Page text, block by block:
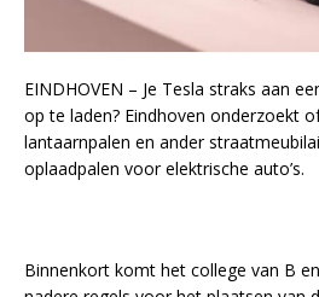
EINDHOVEN – Je Tesla straks aan
op te laden? Eindhoven onderzoekt
lantaarnpalen en ander
oplaadpalen voor elektrische auto’s.
Binnenkort komt het college van B